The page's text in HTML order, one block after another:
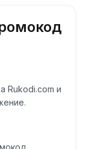
Rukodi.com и